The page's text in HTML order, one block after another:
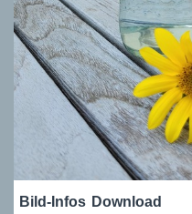
Bild-Infos Download